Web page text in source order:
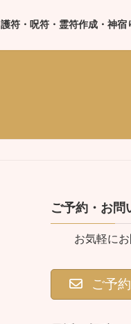
護符・呪符・霊符作成・神宿
ご予約・お問
お気軽に
ご予